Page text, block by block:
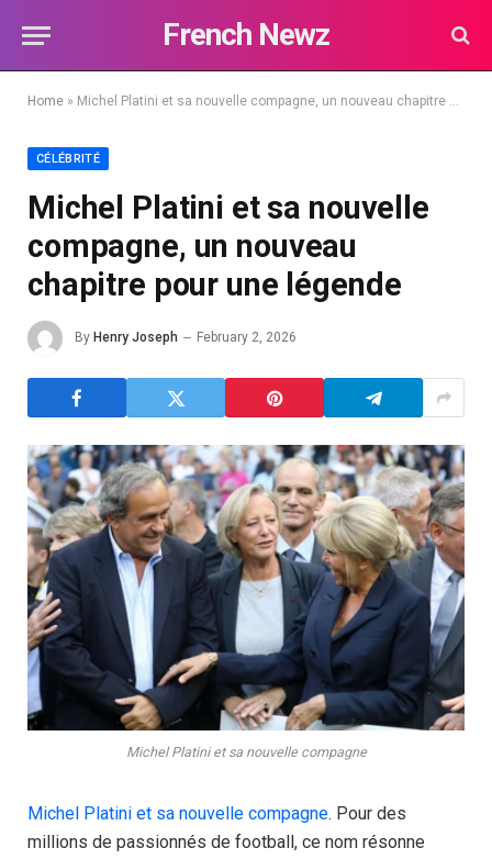
French Newz
Home » Michel Platini et sa nouvelle compagne, un nouveau chapitre pour une légende
CÉLÉBRITÉ
Michel Platini et sa nouvelle
compagne, un nouveau
chapitre pour une légende
By Henry Joseph February 2, 2026
Michel Platini et sa nouvelle compagne
Michel Platini et sa nouvelle compagne. Pour des
millions de passionnés de football, ce nom résonne